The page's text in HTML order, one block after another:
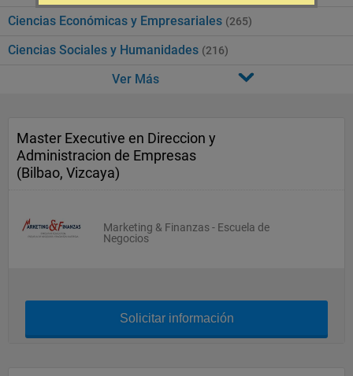
Ciencias Económicas y Empresariales (265)
Ciencias Sociales y Humanidades (216)
Ver Más
Master Executive en Direccion y
Administracion de Empresas
(Bilbao, Vizcaya)
Marketing & Finanzas - Escuela de
Negocios
Solicitar información